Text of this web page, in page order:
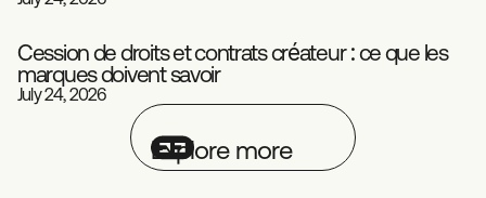
Playbook Influence
Cession de droits et contrats créateur : ce que les
marques doivent savoir
July 24, 2026
Explore more